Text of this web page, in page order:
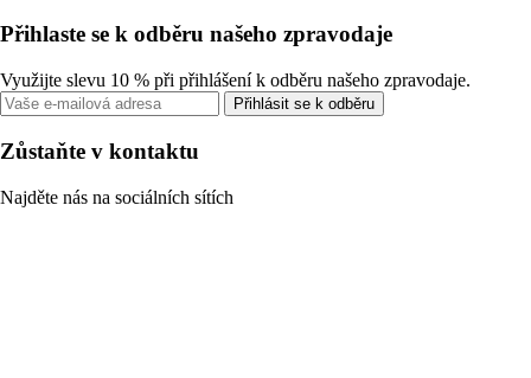
Přihlaste se k odběru našeho zpravodaje
Využijte slevu 10 % při přihlášení k odběru našeho zpravodaje.
Přihlásit se k odběru
Zůstaňte v kontaktu
Najděte nás na sociálních sítích